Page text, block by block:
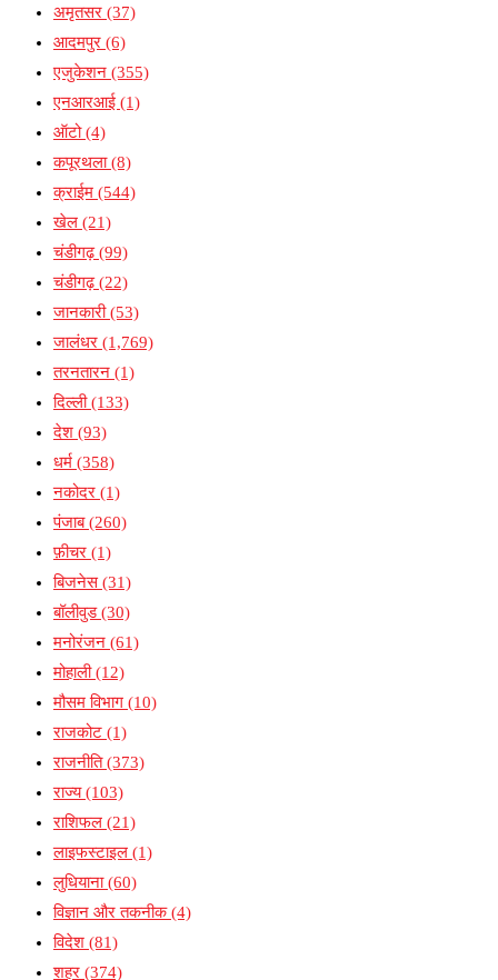
अमृतसर (37)
आदमपुर (6)
एजुकेशन (355)
एनआरआई (1)
ऑटो(4)
कपूरथला(8)
क्राईम (544)
खेल (21)
चंडीगढ़(99)
चंडीगढ़(22)
जानकारी(53)
जालंधर (1,769)
तरनतारन (1)
दिल्ली(133)
देश (93)
धर्म (358)
नकोदर (1)
पंजाब(260)
फ़ीचर (1)
बिजनेस(31)
बॉलीवुड(30)
मनोरंजन (61)
मोहाली(12)
मौसम विभाग (10)
राजकोट (1)
राजनीति(373)
राज्य(103)
राशिफल (21)
लाइफस्टाइल (1)
लुधियाना(60)
विज्ञान और तकनीक(4)
विदेश (81)
शहर (374)